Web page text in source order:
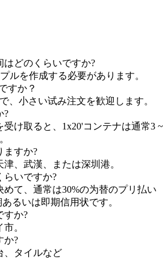
はどのくらいですか?
ルを作成する必要があります。
すか？
、小さい试み注文を歓迎します。
?
受け取ると、1x20'コンテナは通常3 ~
ますか?
、武漢、または深圳港。
らいですか?
めて、通常は30%の为替のプリ払い
るいは即期信用状です。
すか?
。
か?
、タイルなど